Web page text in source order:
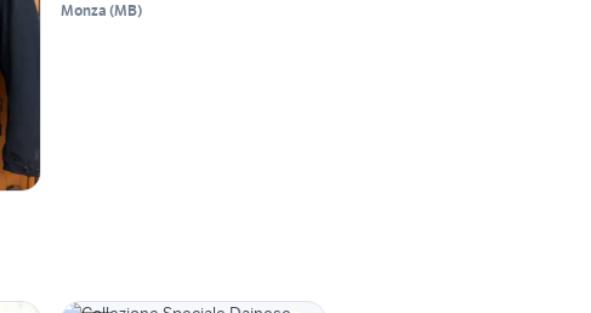
Monza (MB)